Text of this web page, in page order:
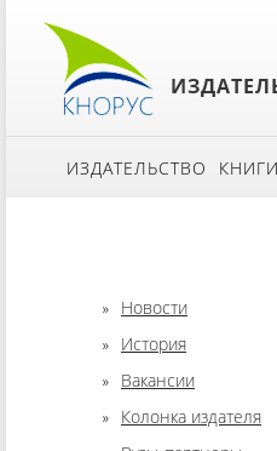
ИЗДАТЕЛЬСТВО КНИГИ
Новости
История
Вакансии
Колонка издателя